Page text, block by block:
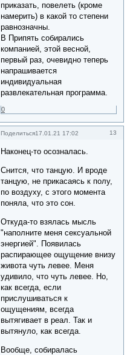
приказать, повелеть (кроме
намерить) в какой то степени
равнозначны.
В Припять собирались
компанией, этой весной,
первый раз, очевидно теперь
напрашивается
индивидуальная
развлекательная программа.
0
Поделиться 13
17.01.21 17:02
Наконец-то осозналась.
Снится, что танцую. И вроде
танцую, не прикасаясь к полу,
по воздуху, с этого момента
поняла, что это сон.
Откуда-то взялась мысль
"наполните меня сексуальной
энергией". Появилась
распирающее ощущение внизу
живота чуть левее. Меня
удивило, что чуть левее. Но,
как всегда, если
прислушиваться к
ощущениям, всегда
вытягивает в реал. Так и
вытянуло, как всегда.
Вообще, собиралась